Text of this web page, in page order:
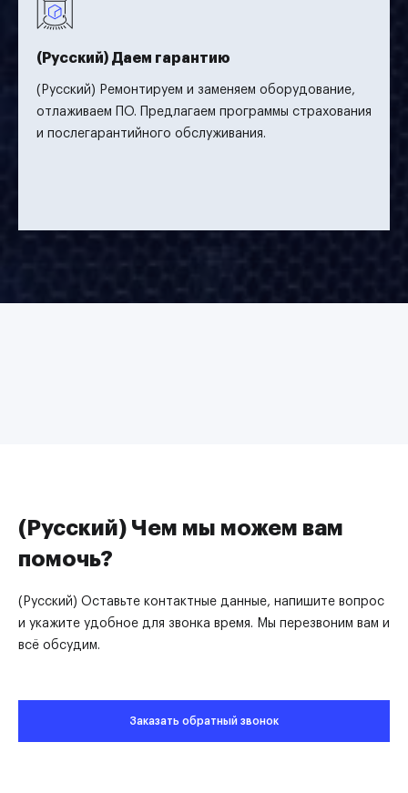
(Русский) Даем гарантию
(Русский) Ремонтируем и заменяем оборудование,
отлаживаем ПО. Предлагаем программы страхования
и послегарантийного обслуживания.
(Русский) Чем мы можем вам
помочь?
(Русский) Оставьте контактные данные, напишите вопрос
и укажите удобное для звонка время. Мы перезвоним вам и
всё обсудим.
Заказать обратный звонок